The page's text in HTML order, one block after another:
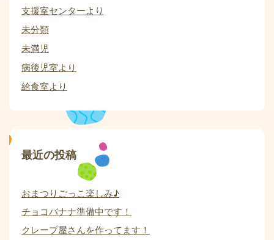
支援室センターより
未分類
未満児
病後児室より
給食室より
最近の投稿
おまつりごっこ楽しみ♪
チョコバナナ準備中です！
クレープ屋さんを作ってます！